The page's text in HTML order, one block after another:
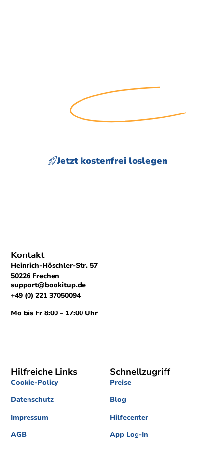
DIE BESTEEVENTVERWALTUNG
FÜR FOTOGRAFEN
Jetzt kostenfrei loslegen
Schnellzugriff
Preise
Blog
Hilfecenter
App Log-In
Hilfreiche Links
Cookie-Policy
Datenschutz
Impressum
AGB
Kontakt
Heinrich-Höschler-Str. 57
50226 Frechen
support@bookitup.de
+49 (0) 221 37050094
Mo bis Fr 8:00 – 17:00 Uhr